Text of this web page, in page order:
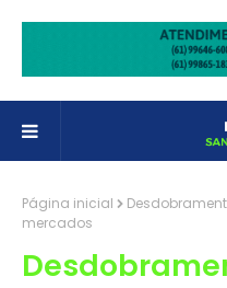
Página inicial
mercados